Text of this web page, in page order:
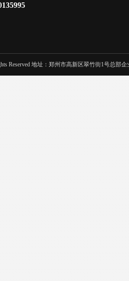
Reserved 地址：郑州市高新区翠竹街1号